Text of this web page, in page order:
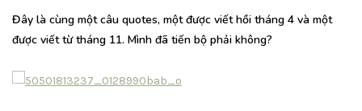
Đây là cùng một câu quotes, một được viết hồi tháng 4 và một
được viết từ tháng 11. Mình đã tiến bộ phải không?